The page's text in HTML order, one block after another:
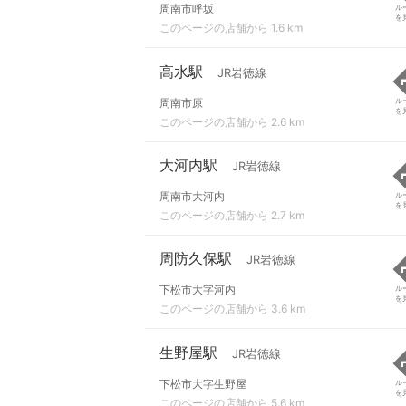
周南市呼坂
このページの店舗から 1.6 km
ル
を
高水駅 JR岩徳線
周南市原
このページの店舗から 2.6 km
ル
を
大河内駅 JR岩徳線
周南市大河内
このページの店舗から 2.7 km
ル
を
周防久保駅 JR岩徳線
下松市大字河内
このページの店舗から 3.6 km
ル
を
生野屋駅 JR岩徳線
下松市大字生野屋
このページの店舗から 5.6 km
ル
を